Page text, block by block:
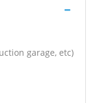
garage, etc)